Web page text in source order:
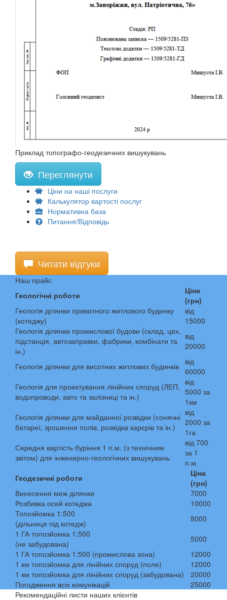
Приклад топографо-геодезичних вишукувань
Переглянути
Ціни на наші послуги
Калькулятор вартості послуг
Нормативна база
Питання/Відповідь
Читати відгуки
Наш прайс
Геологічні роботи
Ціна
(грн)
Геологія ділянки приватного житлового будинку
(котеджу)
від
15000
Геологія ділянки промислової будови (склад, цех,
підстанція, автозаправки, фабрики, комбінати та
ін.)
від
20000
Геологія ділянки для висотних житлових будинків
від
60000
Геологія для проектування лінійних споруд (ЛЕП,
водопроводи, авто та залізниці та ін.)
від
5000 за
1км
Геологія ділянки для майданної розвідки (сонячні
батареї, зрошення полів, розвідка карєрів та ін.)
від
2000 за
1га
Середня вартість буріння 1 п.м. (з технічним
звітом) для інженерно-геологічних вишукувань
від 700
за 1
п.м.
Геодезичні роботи
Ціна
(грн)
Винесення меж ділянки
7000
Розбивка осей котеджа
10000
Топозйомка 1:500
(дільниця під котедж)
8000
1 ГА топозйомка 1:500
(не забудована)
5000
1 ГА топозйомка 1:500 (промислова зона)
12000
1 км топозйомка для лінійних споруд (поле)
12000
1 км топозйомка для лінійних споруд (забудована)
20000
Погодження всіх комунікацій
25000
Рекомендаційні листи наших клієнтів